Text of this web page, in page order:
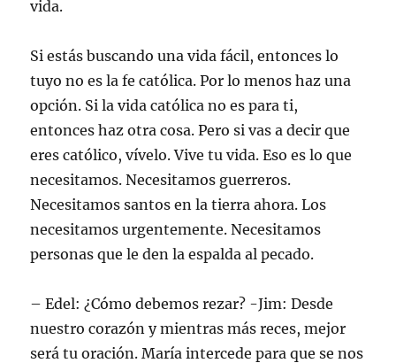
vida.
Si estás buscando una vida fácil, entonces lo
tuyo no es la fe católica. Por lo menos haz una
opción. Si la vida católica no es para ti,
entonces haz otra cosa. Pero si vas a decir que
eres católico, vívelo. Vive tu vida. Eso es lo que
necesitamos. Necesitamos guerreros.
Necesitamos santos en la tierra ahora. Los
necesitamos urgentemente. Necesitamos
personas que le den la espalda al pecado.
– Edel: ¿Cómo debemos rezar? -Jim: Desde
nuestro corazón y mientras más reces, mejor
será tu oración. María intercede para que se nos